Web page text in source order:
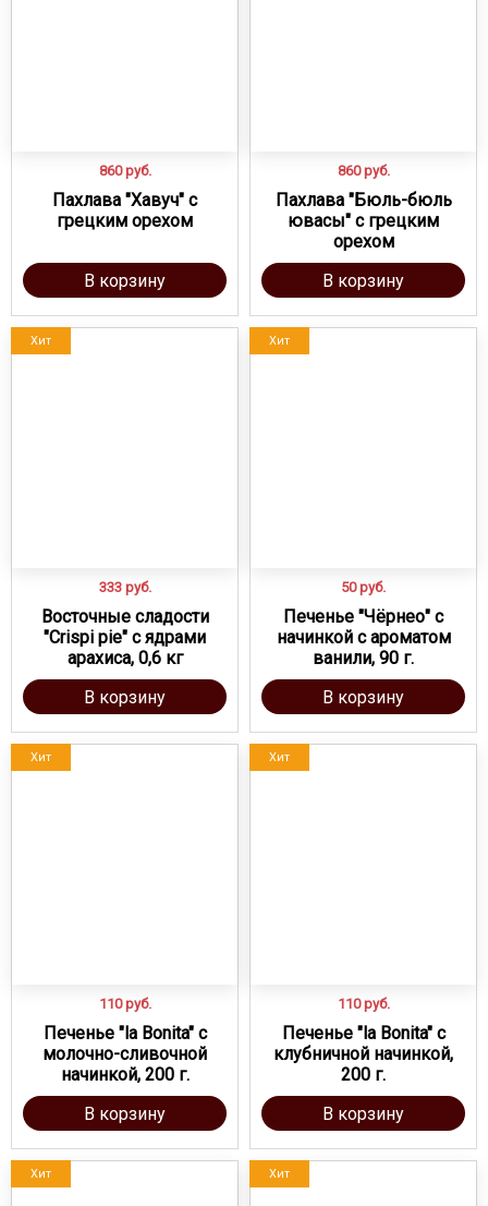
860 руб.
Пахлава "Хавуч" с
грецким орехом
В корзину
860 руб.
Пахлава "Бюль-бюль
ювасы" с грецким
орехом
В корзину
Хит
333 руб.
Восточные сладости
"Crispi pie" с ядрами
арахиса, 0,6 кг
В корзину
Хит
50 руб.
Печенье "Чёрнео" с
начинкой с ароматом
ванили, 90 г.
В корзину
Хит
110 руб.
Печенье "la Bonita" с
молочно-сливочной
начинкой, 200 г.
В корзину
Хит
110 руб.
Печенье "la Bonita" с
клубничной начинкой,
200 г.
В корзину
Хит Хит